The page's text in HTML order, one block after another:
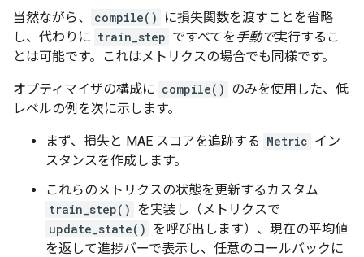
当然ながら、 compile()
に損失関数を渡すことを省略
し、代わりに train_step ですべてを 手動で実行するこ
とは可能です。これはメトリクスの場合でも同様です。
オプティマイザの構成に compile() のみを使用した、低
レベルの例を次に示します。
まず、損失と MAE スコアを追跡する Metric イン
スタンスを作成します。
これらのメトリクスの状態を更新するカスタム
train_step() を実装し（メトリクスで
update_state() を呼び出します）、現在の平均値
を返して進捗バーで表示し、任意のコールバックに